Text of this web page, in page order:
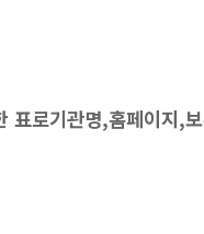
표로기관명,홈페이지,